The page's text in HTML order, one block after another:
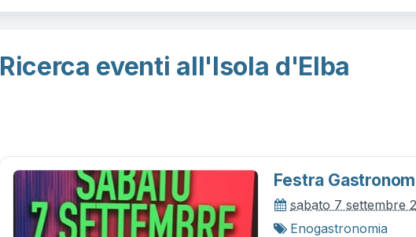
Ricerca eventi all'Isola d'Elba
Festra
sabato 7 settembre
Enogastronomia